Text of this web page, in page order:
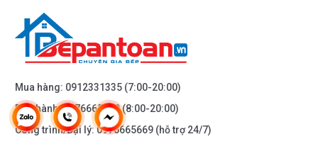
Mua hàng: 0912331335 (7:00-20:00)
Bảo hành:0976665669(8:00-20:00)
Công trình/Đại lý:0976665669 (hỗ trợ 24/7)